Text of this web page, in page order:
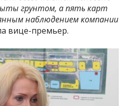
грунтом, а пять карт
наблюдением компании
вице-премьер.